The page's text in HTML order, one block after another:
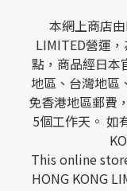
本網上商店
LIMITED營運
點，商品經日本
地區、台灣地區
免香港地區郵費
5個工作天。 如
This online
HONG KONG